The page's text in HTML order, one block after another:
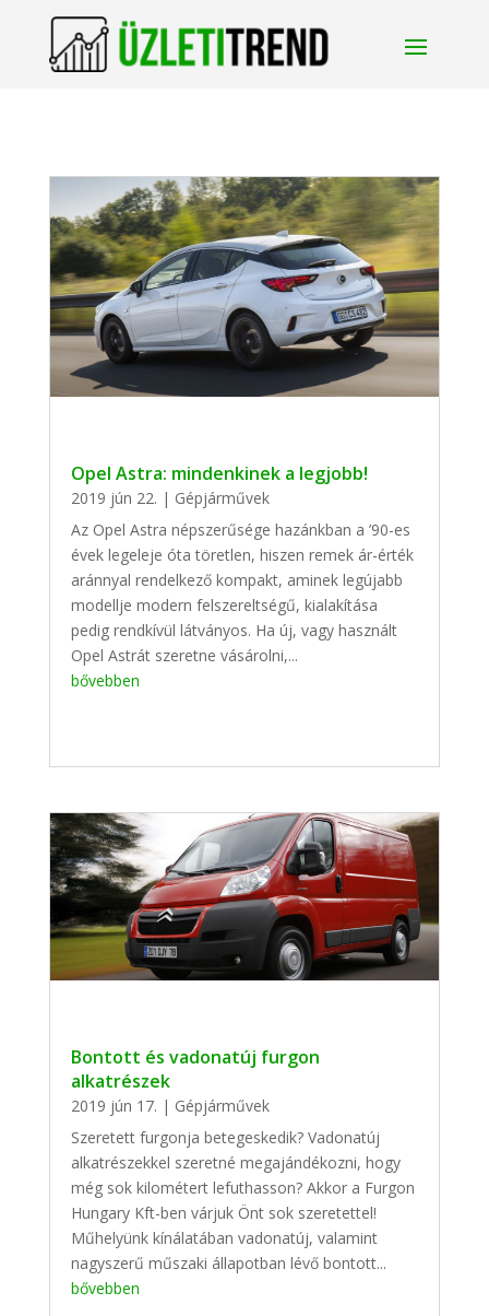
Opel Astra: mindenkinek a legjobb!
2019 jún 22. | Gépjárművek
Az Opel Astra népszerűsége hazánkban a ’90-es
évek legeleje óta töretlen, hiszen remek ár-érték
aránnyal rendelkező kompakt, aminek legújabb
modellje modern felszereltségű, kialakítása
pedig rendkívül látványos. Ha új, vagy használt
Opel Astrát szeretne vásárolni,...
bővebben
Bontott és vadonatúj furgon
alkatrészek
2019 jún 17. | Gépjárművek
Szeretett furgonja betegeskedik? Vadonatúj
alkatrészekkel szeretné megajándékozni, hogy
még sok kilométert lefuthasson? Akkor a Furgon
Hungary Kft-ben várjuk Önt sok szeretettel!
Műhelyünk kínálatában vadonatúj, valamint
nagyszerű műszaki állapotban lévő bontott...
bővebben